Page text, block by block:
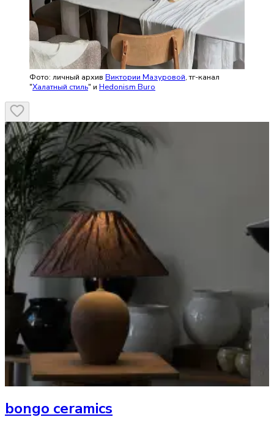
Фото: личный архив Виктории Мазуровой, тг-канал
"Халатный стиль" и Hedonism Buro
bongo ceramics